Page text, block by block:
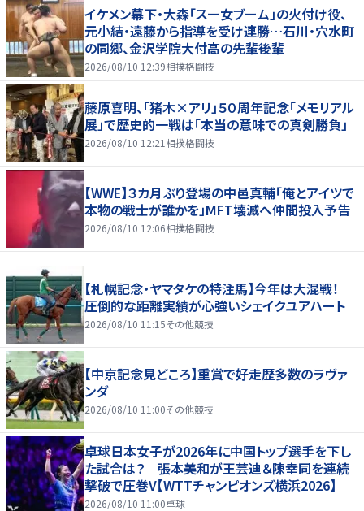
イケメン幕下・大森「スー女ブーム」の火付け役、
元小結・遠藤から指導を受け連勝…石川・穴水町
の同郷、金沢学院大付高の先輩後輩
2026/08/10 12:39相撲格闘技
藤原喜明、「猪木×アリ」５０周年記念「メモリアル
展」で歴史的一戦は「本当の意味での真剣勝負」
2026/08/10 12:21 相撲格闘技
【WWE】３カ月ぶり登場の中邑真輔「俺とアイツで
本物の戦士が誰かを」MFT壊滅へ仲間投入予告
2026/08/10 12:06相撲格闘技
【札幌記念・ヤマタケの特注馬】今年は大混戦！
圧倒的な距離実績が心強いシェイクユアハート
2026/08/10 11:15その他競技
【中京記念見どころ】重賞で好走歴多数のラヴァ
ンダ
2026/08/10 11:00その他競技
卓球日本女子が2026年に中国トップ選手を下し
た試合は？ 張本美和が王芸迪＆陳幸同を連続
撃破で圧巻V【WTTチャンピオンズ横浜2026】
2026/08/10 11:00卓球